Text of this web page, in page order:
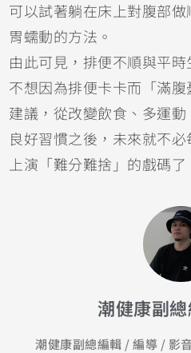
可以試著躺在床上對腹部
胃蠕動的方法。
由此可見，排便不順與平
不想因為排便卡卡而「滿
建議，從改變飲食、多運
良好習慣之後，未來就不
上演「難分難捨」的戲碼了
潮健康副
潮健康副總編輯 / 編導 / 影